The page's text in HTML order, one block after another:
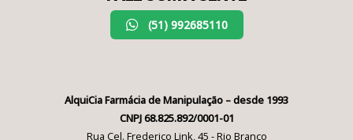
(51) 992685110
AlquiCia Farmácia de Manipulação – desde 1993
CNPJ 68.825.892/0001-01
Rua Cel. Frederico Link, 45 - Rio Branco